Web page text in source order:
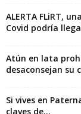
ALERTA FLiRT,
Covid podría
Atún en lata
desaconsejan su
Si vives en
claves de...